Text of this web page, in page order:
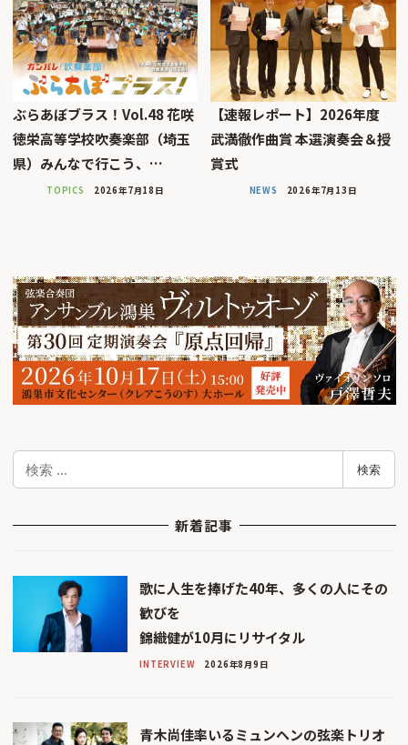
ぶらあぼブラス！Vol.48 花咲
徳栄高等学校吹奏楽部（埼玉
県）みんなで行こう、…
TOPICS 2026年7月18日
【速報レポート】2026年度
武満徹作曲賞 本選演奏会＆授
賞式
NEWS 2026年7月13日
検
検索
新着記事
歌に人生を捧げた40年、多くの人にその
歓びを
錦織健が10月にリサイタル
INTERVIEW 2026年8月9日
青木尚佳率いるミュンヘンの弦楽トリオ